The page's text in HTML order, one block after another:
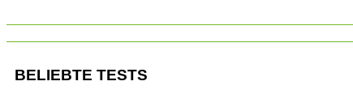
BELIEBTE TESTS